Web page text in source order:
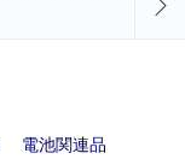
電池関連品